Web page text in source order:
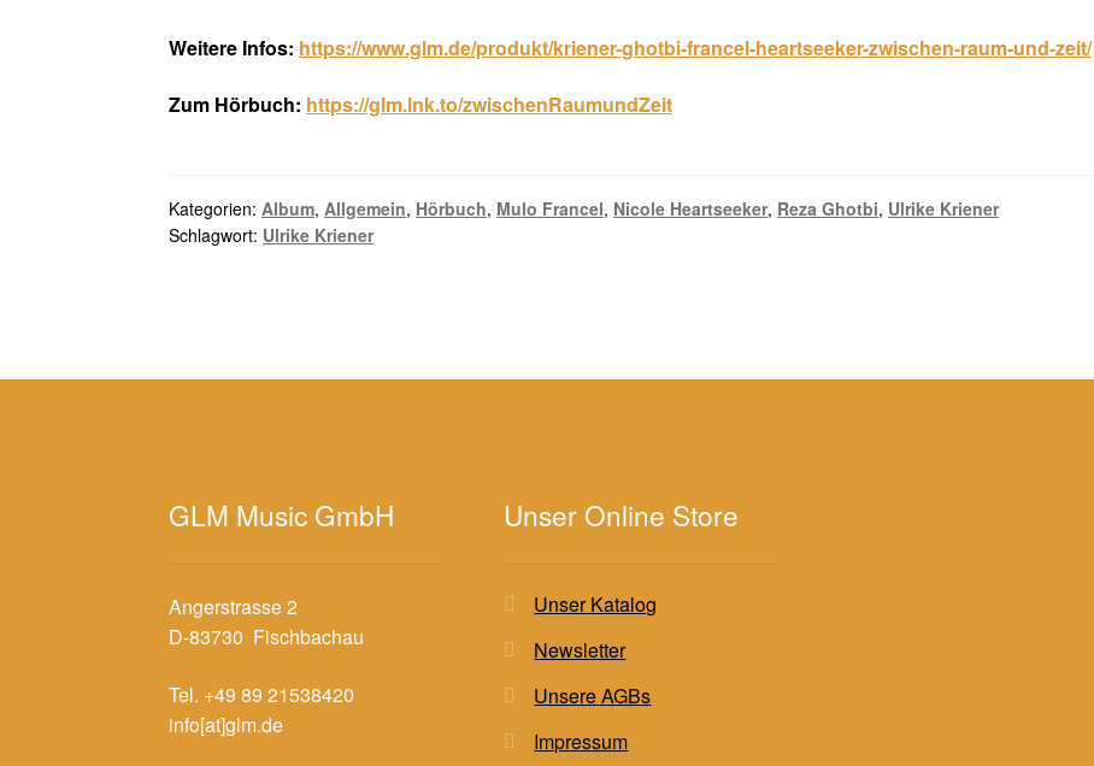
Weitere Infos: https://www.glm.de/produkt/kriener-ghotbi-francel-heartseeker-zwischen-raum-und-zeit/
Zum Hörbuch: https://glm.lnk.to/zwischenRaumundZeit
Kategorien: Album, Allgemein, Hörbuch, Mulo Francel, Nicole Heartseeker, Reza Ghotbi, Ulrike Kriener
Schlagwort: Ulrike Kriener
GLM Music GmbH
Angerstrasse 2
D-83730 Fischbachau
Tel. +49 89 21538420
info[at]glm.de
Unser Online Store
Unser Katalog
Newsletter
Unsere AGBs
Impressum